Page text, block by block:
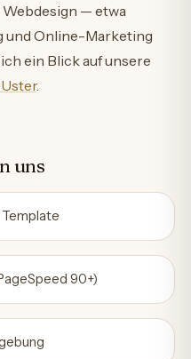
— etwa
und Online-Marketing
ein Blick auf unsere
.
uns
90+)